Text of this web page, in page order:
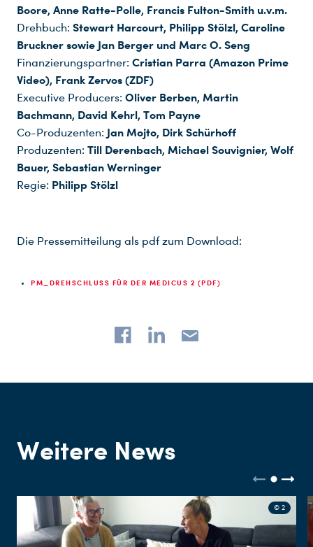
Boore, Anne Ratte-Polle, Francis Fulton-Smith u.v.m.
Drehbuch: Stewart Harcourt, Philipp Stölzl, Caroline
Bruckner sowie Jan Berger und Marc O. Seng
Finanzierungspartner: Cristian Parra (Amazon Prime
Video), Frank Zervos (ZDF)
Executive Producers: Oliver Berben, Martin
Bachmann, David Kehrl, Tom Payne
Co-Produzenten: Jan Mojto, Dirk Schürhoff
Produzenten: Till Derenbach, Michael Souvignier, Wolf
Bauer, Sebastian Werninger
Regie: Philipp Stölzl
Die Pressemitteilung als pdf zum Download:
PM_DREHSCHLUSS FÜR DER MEDICUS 2 (PDF)
Weitere News
© 2